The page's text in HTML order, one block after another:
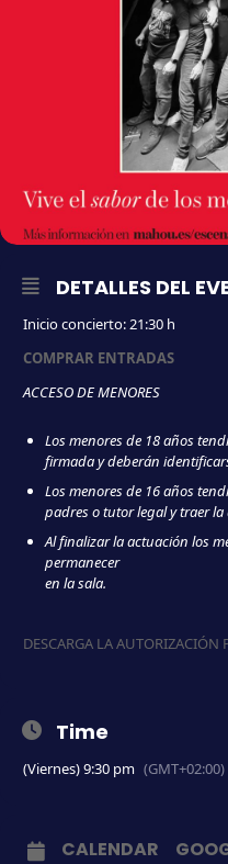
DETALLES DEL
Inicio concierto: 21:30 h
COMPRAR ENTRADAS
ACCESO DE MENORES
Los menores de 18 años
firmada y deberán
Los menores de 16 años
padres o tutor legal y traer
Al finalizar la actuación los
permanecer
en la sala.
DESCARGA LA AUTORIZACIÓN
Time
(Viernes) 9:30 pm (GMT+02:00)
CALENDAR